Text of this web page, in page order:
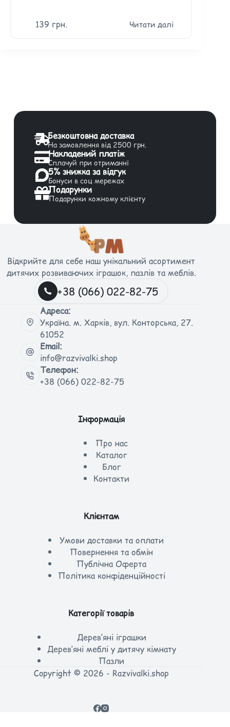
139 грн. Читати далі
Безкоштовна доставка
На замовлення від 2500 грн.
Накладений платіж
Сплачуй при отриманні
5% знижка за відгук
Бонуси в соц мережах
Подарунки
Подарунки кожному клієнту
Відкрийте для себе наш унікальний асортимент
дитячих розвиваючих іграшок, пазлів та меблів.
+38 (066) 022-82-75
Адреса:
Україна. м. Харків, вул. Конторська, 27.
61052
Email:
info@razvivalki.shop
Телефон:
+38 (066) 022-82-75
Інформація
Про нас
Каталог
Блог
Контакти
Клієнтам
Умови доставки та оплати
Повернення та обмін
Публічна Оферта
Політика конфіденційності
Категорії товарів
Дерев’яні іграшки
Дерев’яні меблі у дитячу кімнату
Пазли
Copyright © 2026 - Razvivalki.shop